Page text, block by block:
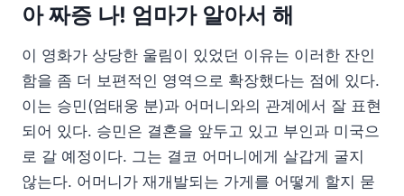
아 짜증 나! 엄마가 알아서 해
이 영화가 상당한 울림이 있었던 이유는 이러한 잔인
함을 좀 더 보편적인 영역으로 확장했다는 점에 있다.
이는 승민(엄태웅 분)과 어머니와의 관계에서 잘 표현
되어 있다. 승민은 결혼을 앞두고 있고 부인과 미국으
로 갈 예정이다. 그는 결코 어머니에게 살갑게 굴지
않는다. 어머니가 재개발되는 가게를 어떻게 할지 묻